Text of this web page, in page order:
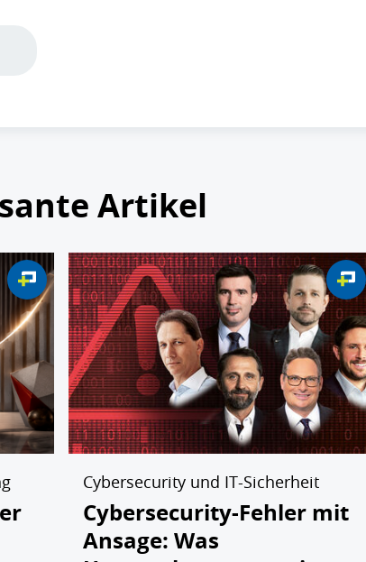
Artikel
Cybersecurity und IT-Sicherheit
Cybersecurity-Fehler mit
Ansage: Was